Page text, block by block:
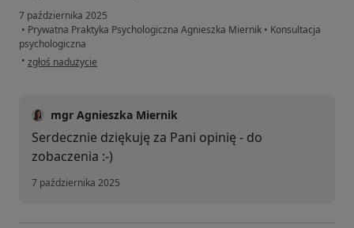
7 października 2025
• Prywatna Praktyka Psychologiczna Agnieszka Miernik • Konsultacja
psychologiczna
• w opinii użytkownika Pam
zgłoś nadużycie
mgr Agnieszka Miernik
Serdecznie dziękuję za Pani opinię - do
zobaczenia :-)
7 października 2025